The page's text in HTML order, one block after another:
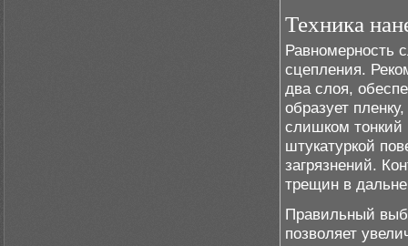
Техника
Равномерность
сцепления.
два слоя,
образует
слишком тонкий
штукатуркой
загрязнений.
трещин в
Правильный
позволяет